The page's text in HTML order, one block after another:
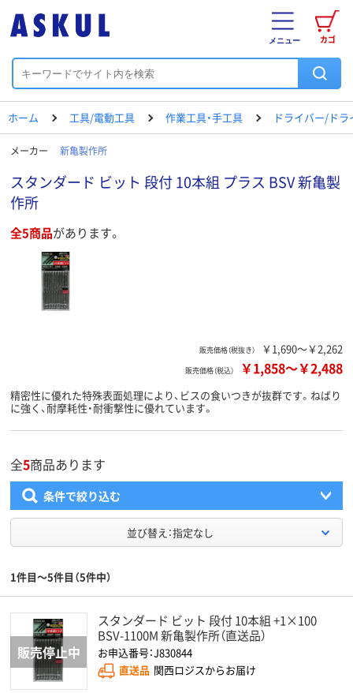
カゴ
メニュー
ホーム 工具/電動工具 作業工具・手工具 ドライバー/ド
メーカー 新亀製作所
スタンダード ビット 段付 10本組 プラス BSV 新亀製
作所
全5商品があります。
販売価格（税抜き） ￥1,690～￥2,262
販売価格（税込） ￥1,858～￥2,488
精密性に優れた特殊表面処理により、ビスの食いつきが抜群です。ねばり
に強く、耐摩耗性・耐衝撃性に優れています。
全5商品あります
条件で絞り込む
並び替え：指定なし
1件目～5件目（5件中）
スタンダード ビット 段付 10本組 +1×100
BSV-1100M 新亀製作所（直送品）
お申込番号：J830844
直送品 関西ロジスからお届け